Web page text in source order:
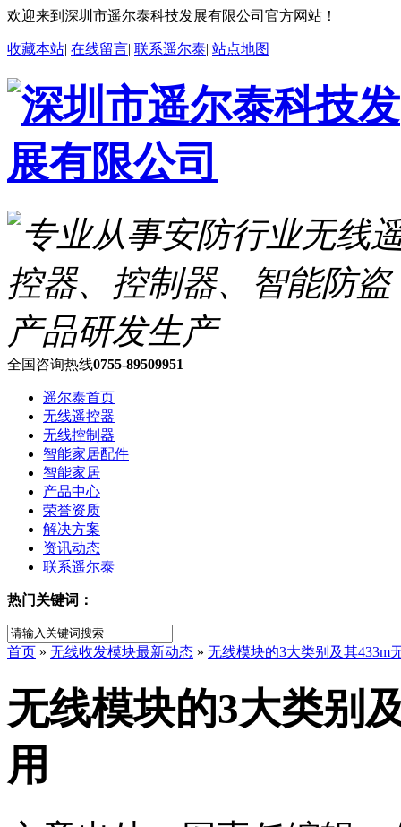
欢迎来到深圳市遥尔泰科技发展有限公司官方网站！
收藏本站| 在线留言| 联系遥尔泰| 站点地图
全国咨询热线0755-89509951
遥尔泰首页
无线遥控器
无线控制器
智能家居配件
智能家居
产品中心
荣誉资质
解决方案
资讯动态
联系遥尔泰
热门关键词：
首页 » 无线收发模块最新动态 » 无线模块的3大类别及其433m
无线模块的3大类别
用